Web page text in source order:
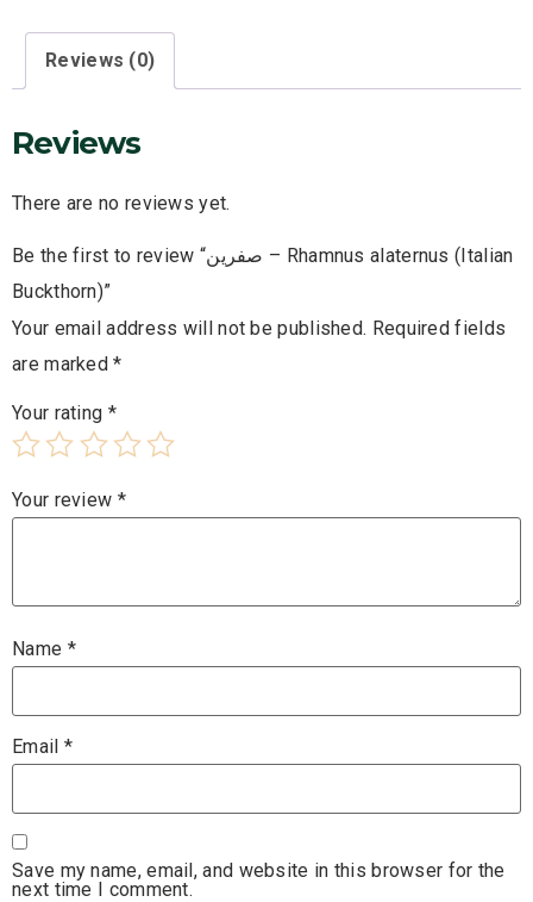
Reviews (0)
Reviews
There are no reviews yet.
Be the first to review “صفرين – Rhamnus alaternus (Italian
Buckthorn)”
Your email address will not be published. Required fields
are marked*
Your rating *
Your review *
Name *
Email *
Save my name, email, and website in this browser for the
next time I comment.